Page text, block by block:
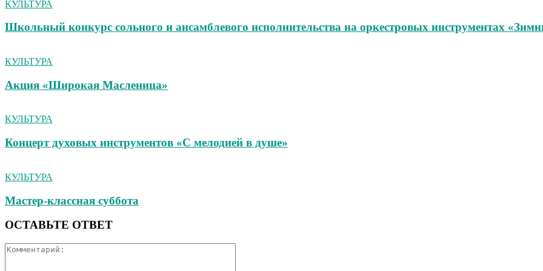
КУЛЬТУРА
Школьный конкурс сольного и ансамблевого исполнительства на оркестровых инструментах
КУЛЬТУРА
Акция «Широкая Масленица»
КУЛЬТУРА
Концерт духовых инструментов «С мелодией в душе»
КУЛЬТУРА
Мастер-классная суббота
ОСТАВЬТЕ ОТВЕТ